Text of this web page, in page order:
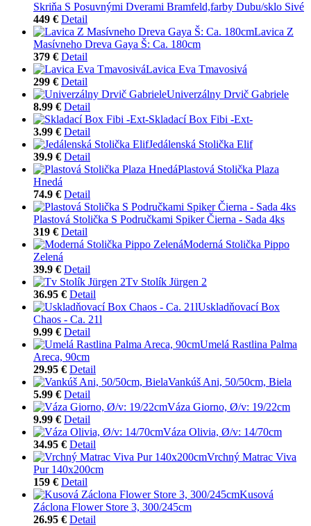
Skriňa S Posuvnými Dverami Bramfeld,farby Dubu/sklo Sivé
449 € Detail
Lavica Z
Masívneho Dreva Gaya Š: Ca. 180cm
379 € Detail
Lavica Eva Tmavosivá
299 € Detail
Univerzálny Drvič Gabriele
8.99 € Detail
Skladací Box Fibi -Ext-
3.99 € Detail
Jedálenská Stolička Elif
39.9 € Detail
Plastová Stolička Plaza
Hnedá
74.9 € Detail
Plastová Stolička S Područkami Spiker Čierna - Sada 4ks
319 € Detail
Moderná Stolička Pippo
Zelená
39.9 € Detail
Tv Stolík Jürgen 2
36.95 € Detail
Uskladňovací Box
Chaos - Ca. 21l
9.99 € Detail
Umelá Rastlina Palma
Areca, 90cm
29.95 € Detail
Vankúš Ani, 50/50cm, Biela
5.99 € Detail
Váza Giorno, Ø/v: 19/22cm
9.99 € Detail
Váza Olivia, Ø/v: 14/70cm
34.95 € Detail
Vrchný Matrac Viva
Pur 140x200cm
159 € Detail
Kusová
Záclona Flower Store 3, 300/245cm
26.95 € Detail